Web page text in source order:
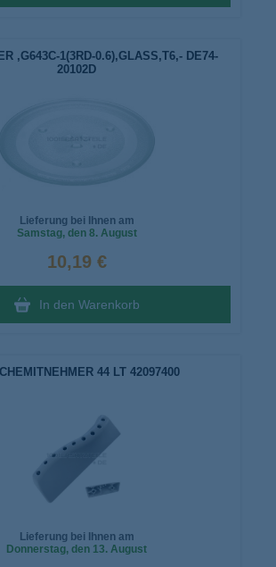
,G643C-1(3RD-0.6),GLASS,T6,- DE74-
20102D
Lieferung bei Ihnen am
Samstag, den 8. August
10,19 €
In den Warenkorb
44 LT 42097400
Lieferung bei Ihnen am
Donnerstag, den 13. August